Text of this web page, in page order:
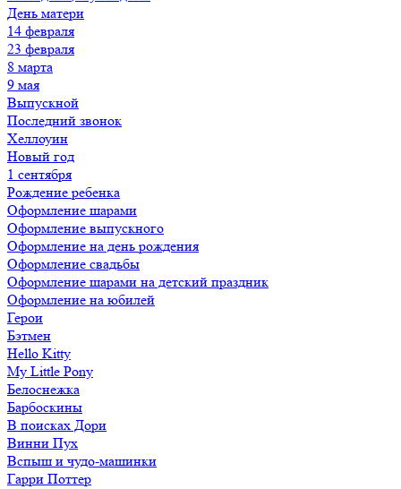
День матери
14 февраля
23 февраля
8 марта
9 мая
Выпускной
Последний звонок
Хеллоуин
Новый год
1 сентября
Рождение ребенка
Оформление шарами
Оформление выпускного
Оформление на день рождения
Оформление свадьбы
Оформление шарами на детский праздник
Оформление на юбилей
Герои
Бэтмен
Hello Kitty
My Little Pony
Белоснежка
Барбоскины
В поисках Дори
Винни Пух
Вспыш и чудо-машинки
Гарри Поттер